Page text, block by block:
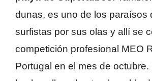
dunas, es uno de los paraísos
surfistas por sus olas y allí se
competición profesional MEO
Portugal en el mes de